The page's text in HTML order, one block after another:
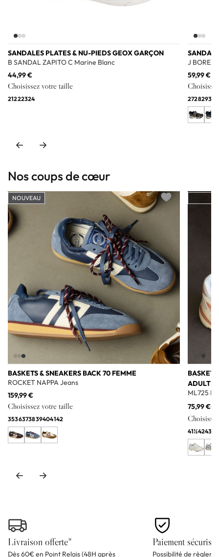
SANDALES PLATES & NU-PIEDS GEOX GARÇON
B SANDAL ZAPITO C Marine Blanc
44,99 €
Choisissez votre taille
21222324
J
59,99 €
27282930
Nos coups de cœur
BASKETS & SNEAKERS BACK 70 FEMME
ROCKET NAPPA Jeans
159,99 €
Choisissez votre taille
3536373839404142
NOUVEAU
Add to wishlist
ADULTE
ML725
75,99 €
41½4243
Livraison offerte*
Dès 60€ en Point Relais (48H après
Paiement sécurisé
Possibilité de